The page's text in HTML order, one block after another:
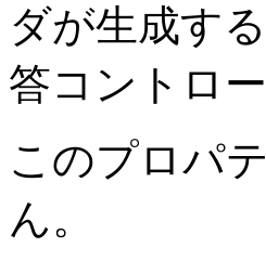
ダが生成す
答コントロ
このプロパ
ん。